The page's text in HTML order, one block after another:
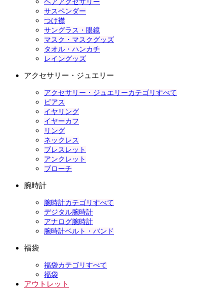
ヘアアクセサリー
サスペンダー
つけ襟
サングラス・眼鏡
マスク・マスクグッズ
タオル・ハンカチ
レイングッズ
アクセサリー・ジュエリー
アクセサリー・ジュエリーカテゴリすべて
ピアス
イヤリング
イヤーカフ
リング
ネックレス
ブレスレット
アンクレット
ブローチ
腕時計
腕時計カテゴリすべて
デジタル腕時計
アナログ腕時計
腕時計ベルト・バンド
福袋
福袋カテゴリすべて
福袋
アウトレット